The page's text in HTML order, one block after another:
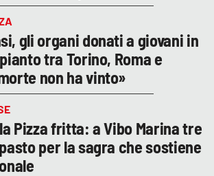
gli organi donati a giovani in
tra Torino, Roma e
non ha vinto»
Pizza fritta: a Vibo Marina tre
per la sagra che sostiene